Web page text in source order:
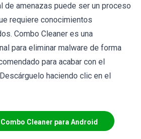
de amenazas puede ser un proceso
requiere conocimientos
Combo Cleaner es una
para eliminar malware de forma
para acabar con el
haciendo clic en el
Combo Cleaner para Android